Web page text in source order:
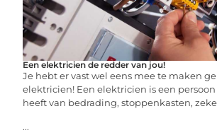
Een elektricien de redder van jou!
Je hebt er vast wel eens mee te maken
elektricien! Een elektricien is een
heeft van bedrading, stoppenkasten,
...